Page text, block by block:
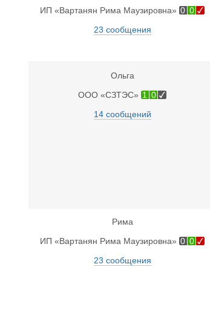
ИП «Вартанян Рима Маузировна» 0 0
23 сообщения
Ольга
ООО «СЗТЭС» 1
0
14 сообщений
Рима
ИП «Вартанян Рима Маузировна» 0 0
23 сообщения